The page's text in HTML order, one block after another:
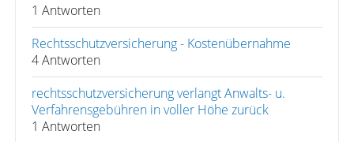
1 Antworten
Rechtsschutzversicherung - Kostenübernahme
4 Antworten
rechtsschutzversicherung verlangt Anwalts- u.
Verfahrensgebühren in voller Höhe zurück
1 Antworten